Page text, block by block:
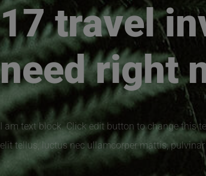
17 travel
need right
I am text block. Click edit button to change this
elit tellus, luctus nec ullamcorper mattis,